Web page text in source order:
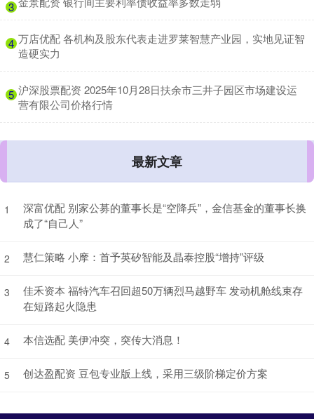
3
4 ​万店优配 各机构及股东代表走进罗莱智慧产业园，实地见证智
造硬实力
5 ​沪深股票配资 2025年10月28日扶余市三井子园区市场建设运
营有限公司价格行情
最新文章
1
深富优配 别家公募的董事长是“空降兵”，金信基金的董事长换
成了“自己人”
2 慧仁策略 小摩：首予英矽智能及晶泰控股“增持”评级
3
佳禾资本 福特汽车召回超50万辆烈马越野车 发动机舱线束存
在短路起火隐患
4 本信选配 美伊冲突，突传大消息！
5 创达盈配资 豆包专业版上线，采用三级阶梯定价方案